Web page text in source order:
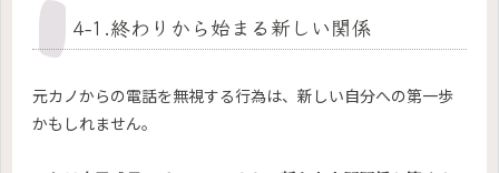
4-1.終わりから始まる新しい関係
元カノからの電話を無視する行為は、新しい自分への第一歩
かもしれません。